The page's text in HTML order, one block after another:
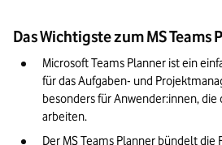
Das Wichtigste zum MS Teams
Microsoft Teams Planner ist ein
für das Aufgaben- und
besonders für Anwender:innen,
arbeiten.
Der MS Teams Planner bündelt